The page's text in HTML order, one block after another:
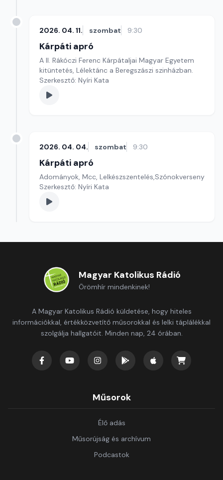
2026. 04. 11. szombat 9:30
Kárpáti apró
A II. Rákóczi Ferenc Kárpátaljai Magyar Egyetem
kitüntetés, Lélektánc a Beregszászi szinházban.
Szerkesztő: Nyíri Kata
2026. 04. 04. szombat 9:30
Kárpáti apró
Adományok, Mcc, Lelkészszentelés,Szónokverseny
Szerkesztő: Nyíri Kata
Magyar Katolikus Rádió
Örömhír mindenkinek!
A Magyar Katolikus Rádió küldetése, hogy hiteles
információkkal, értékközvetítő műsorokkal és lelki táplálékkal
szolgálja hallgatóit. Minden nap, 24 órában.
Műsorok
Élő adás
Műsorújság és archívum
Podcastok